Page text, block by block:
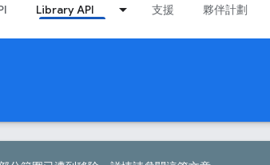
Library API 支援 夥伴計劃